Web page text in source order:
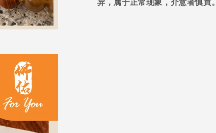
异，属于正常现象，介意者慎買。